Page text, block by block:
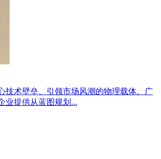
技术壁垒、引领市场风潮的物理载体。广
业提供从蓝图规划...